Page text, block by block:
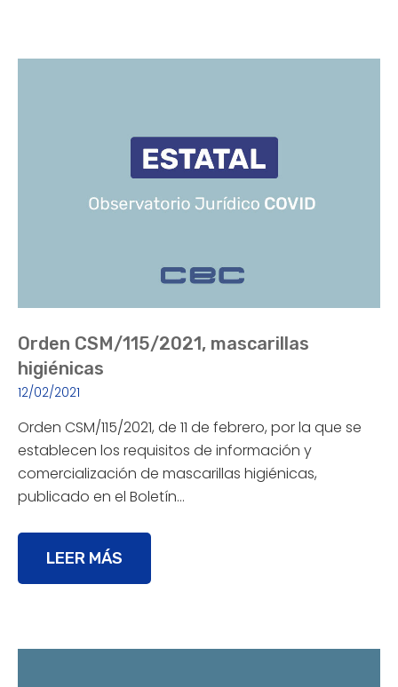
Orden CSM/115/2021, mascarillas
higiénicas
12/02/2021
Orden CSM/115/2021, de 11 de febrero, por la que se
establecen los requisitos de información y
comercialización de mascarillas higiénicas,
publicado en el Boletín…
LEER MÁS